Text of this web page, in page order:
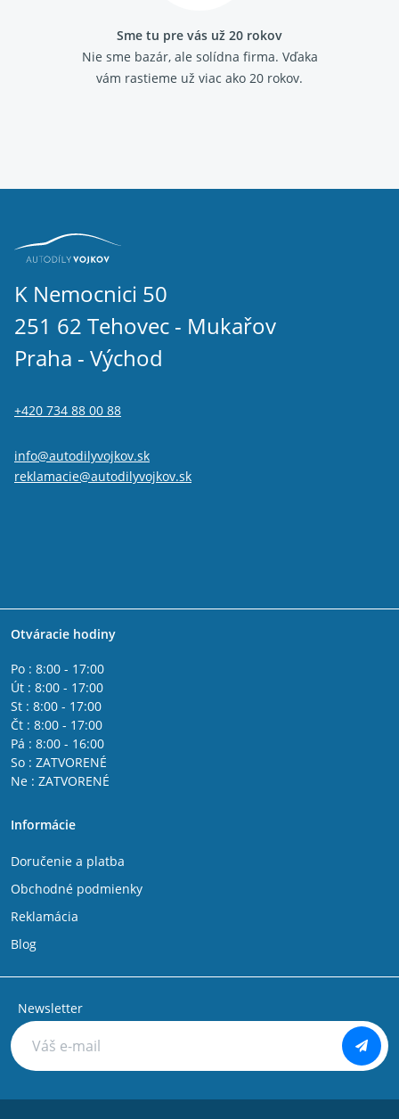
Sme tu pre vás už 20 rokov
Nie sme bazár, ale solídna firma. Vďaka
vám rastieme už viac ako 20 rokov.
K Nemocnici 50
251 62 Tehovec - Mukařov
Praha - Východ
+420 734 88 00 88
info@autodilyvojkov.sk
reklamacie@autodilyvojkov.sk
Otváracie hodiny
Po : 8:00 - 17:00
Út : 8:00 - 17:00
St : 8:00 - 17:00
Čt : 8:00 - 17:00
Pá : 8:00 - 16:00
So : ZATVORENÉ
Ne : ZATVORENÉ
Informácie
Doručenie a platba
Obchodné podmienky
Reklamácia
Blog
Newsletter